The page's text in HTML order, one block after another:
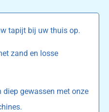
tapijt bij uw thuis op.
zand en losse
gewassen met onze